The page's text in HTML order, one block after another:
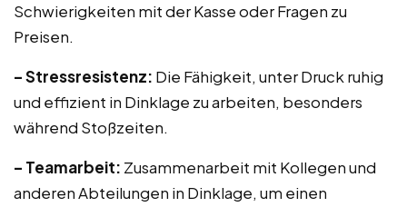
Schwierigkeiten mit der Kasse oder Fragen zu
Preisen.
– Stressresistenz: Die Fähigkeit, unter Druck ruhig
und effizient in Dinklage zu arbeiten, besonders
während Stoßzeiten.
– Teamarbeit: Zusammenarbeit mit Kollegen und
anderen Abteilungen in Dinklage, um einen